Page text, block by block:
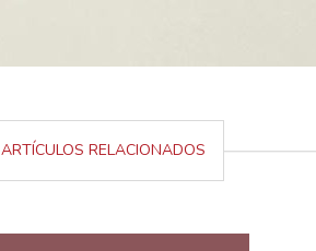
ARTÍCULOS RELACIONADOS